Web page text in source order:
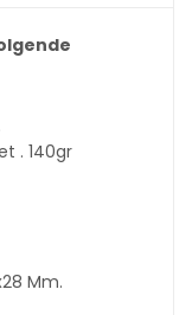
. 140gr
Mm.